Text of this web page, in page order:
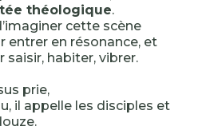
théologique.
cette scène
entrer en résonance, et
saisir, habiter, vibrer.
prie,
il appelle les disciples et